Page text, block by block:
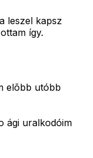
leszel kapsz
így.
elõbb utóbb
ági uralkodóim